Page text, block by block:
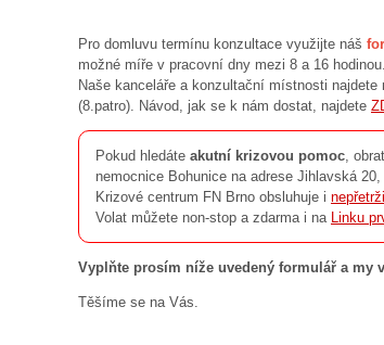
Pro domluvu termínu konzultace využijte náš
možné míře v pracovní dny mezi 8 a 16 hodinou.
Naše kanceláře a konzultační místnosti
(8.patro). Návod, jak se k nám dostat, najdete
Pokud hledáte akutní krizovou pomoc ,
nemocnice Bohunice na adrese Jihlavská 20,
Krizové centrum FN Brno obsluhuje i
Volat můžete non-stop a zdarma i na
Linku
Vyplňte prosím níže uvedený formulář a my
Těšíme se na Vás.